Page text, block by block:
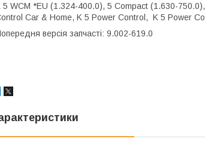
5 WCM *EU (1.324-400.0), 5 Compact (1.630-
Car & Home, K 5 Power Control, K 5 Power
версія запчасті: 9.002-619.0